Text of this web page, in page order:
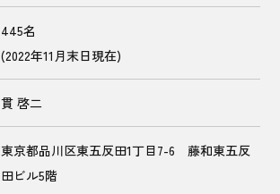
445名
(2022年11月末日現在)
貫 啓二
東京都品川区東五反田1丁目7-6 藤和東五反
田ビル5階